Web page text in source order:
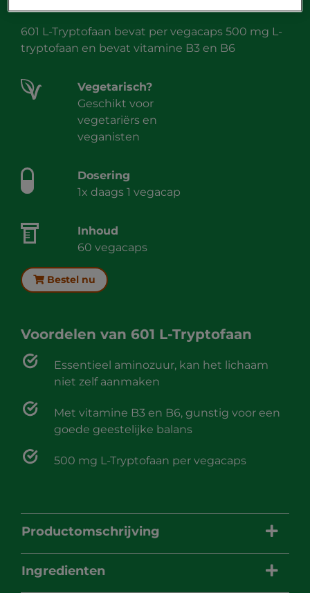
601 L-Tryptofaan bevat per vegacaps 500 mg L-
tryptofaan en bevat vitamine B3 en B6
Vegetarisch?
Geschikt voor
vegetariërs en
veganisten
Dosering
1x daags 1 vegacap
Inhoud
60 vegacaps
Bestel nu
Voordelen van 601 L-Tryptofaan
Essentieel aminozuur, kan het lichaam
niet zelf aanmaken
Met vitamine B3 en B6, gunstig voor een
goede geestelijke balans
500 mg L-Tryptofaan per vegacaps
Productomschrijving
Ingredienten